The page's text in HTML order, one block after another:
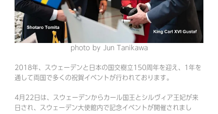
photo by Jun Tanikawa
2018年、スウェーデンと日本の国交樹立150周年を迎え、1年を
通して両国で多くの祝賀イベントが行われております。
4月22日は、スウェーデンからカール国王とシルヴィア王妃が来
日され、スウェーデン大使館内で記念イベントが開催されまし